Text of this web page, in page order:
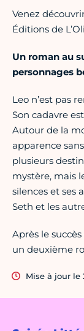
Venez
Éditions de
Un roman au
personnages
Leo n’est pas
Son cadavre
Autour de la
apparence
plusieurs
mystère, mais
silences et ses
Seth et les
Après le
un deuxième
Mise à jour le